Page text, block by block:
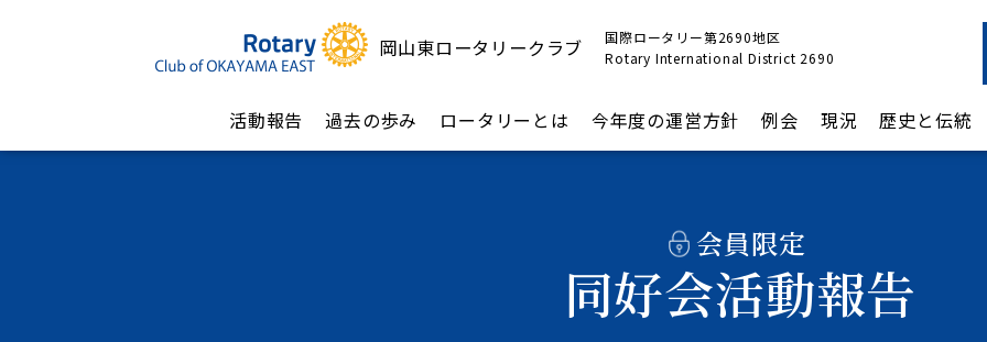
岡山東ロータリークラブ
国際ロータリー第2690地区
Rotary International District 2690
活動報告 過去の歩み ロータリーとは 今年度の運営方針 例会 現況 歴史と伝統
会員限定
同好会活動報告